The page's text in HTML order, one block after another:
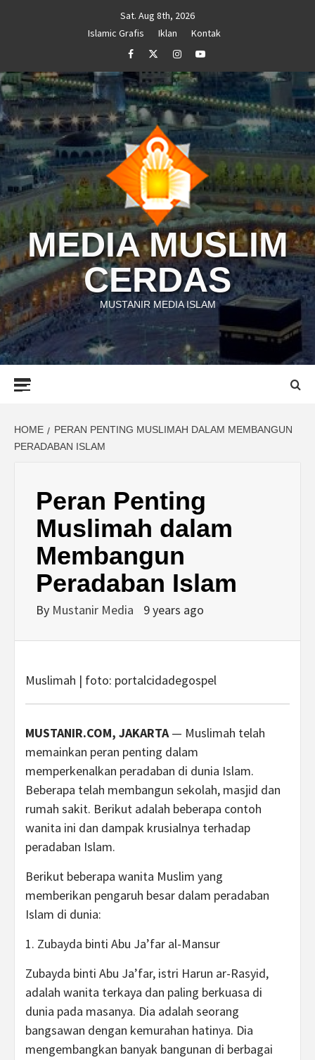
Sat. Aug 8th, 2026
Islamic Grafis
Iklan
Kontak
FacebookTwitterInstagramYoutube
MEDIA MUSLIM
CERDAS
MUSTANIR MEDIA ISLAM
HOME
PERAN PENTING MUSLIMAH DALAM MEMBANGUN
PERADABAN ISLAM
Peran Penting
Muslimah dalam
Membangun
Peradaban Islam
By Mustanir Media 9 years ago
Muslimah | foto: portalcidadegospel
MUSTANIR.COM, JAKARTA— Muslimah telah
memainkan peran penting dalam
memperkenalkan peradaban di dunia Islam.
Beberapa telah membangun sekolah, masjid dan
rumah sakit. Berikut adalah beberapa contoh
wanita ini dan dampak krusialnya terhadap
peradaban Islam.
Berikut beberapa wanita Muslim yang
memberikan pengaruh besar dalam peradaban
Islam di dunia:
1. Zubayda binti Abu Ja’far al-Mansur
Zubayda binti Abu Ja’far, istri Harun ar-Rasyid,
adalah wanita terkaya dan paling berkuasa di
dunia pada masanya. Dia adalah seorang
bangsawan dengan kemurahan hatinya. Dia
mengembangkan banyak bangunan di berbagai